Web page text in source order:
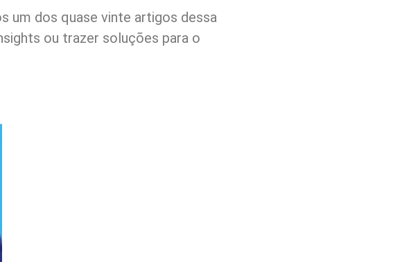
um dos quase vinte artigos dessa
ou trazer soluções para o